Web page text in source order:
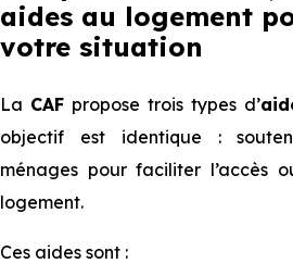
aides au logement
votre situation
La CAF propose trois types d’
objectif est identique :
ménages pour faciliter l’accès
logement.
Ces aides sont :